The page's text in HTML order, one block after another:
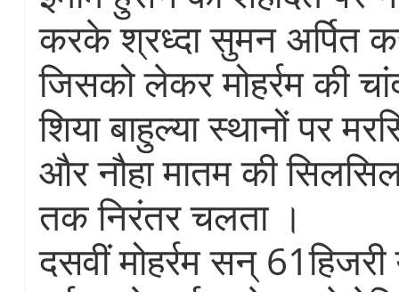
करके श्रध्दा सुमन अर्पित
जिसको लेकर मोहर्रम की
शिया बाहुल्या स्थानों पर
और नौहा मातम की
तक निरंतर चलता ।
दसवीं मोहर्रम सन्